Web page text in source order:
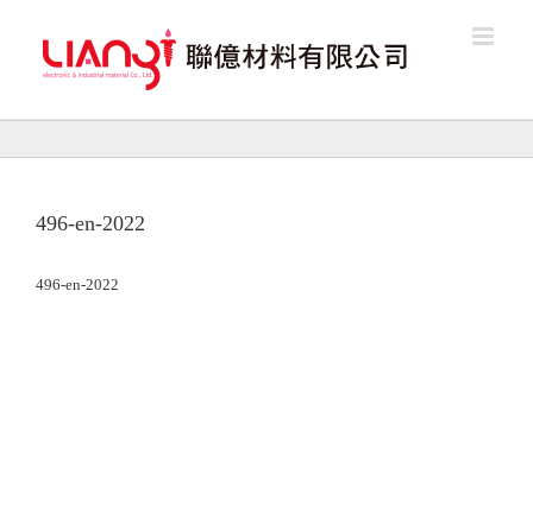
content
496-en-2022
496-en-2022